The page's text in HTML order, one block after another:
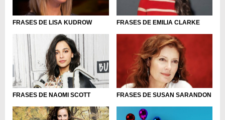
FRASES DE LISA KUDROW FRASES DE EMILIA CLARKE
FRASES DE NAOMI SCOTT FRASES DE SUSAN SARANDON